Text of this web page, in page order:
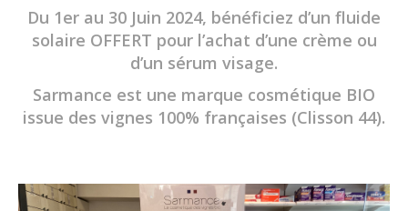
Du 1er au 30 Juin 2024, bénéficiez d’un fluide
solaire OFFERT pour l’achat d’une crème ou
d’un sérum visage.
Sarmance est une marque cosmétique BIO
issue des vignes 100% françaises (Clisson 44).